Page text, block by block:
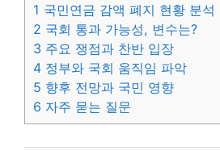
1 국민연금 감액 폐지 현황 분석
2 국회 통과 가능성, 변수는?
3 주요 쟁점과 찬반 입장
4 정부와 국회 움직임 파악
5 향후 전망과 국민 영향
6 자주 묻는 질문